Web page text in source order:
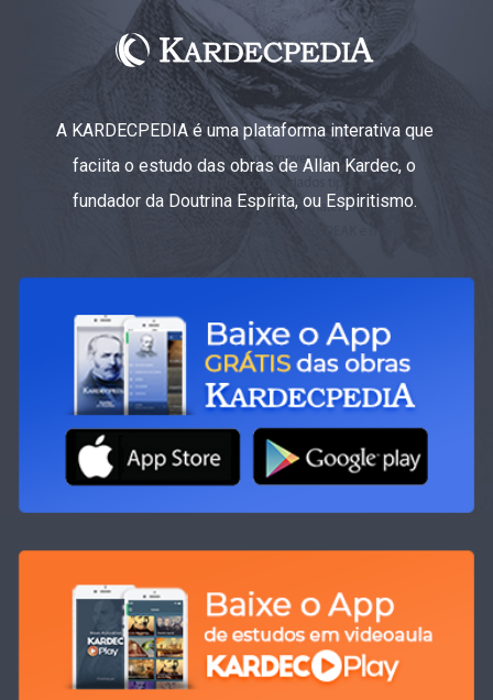
A KARDECPEDIA é uma plataforma interativa que
faciita o estudo das obras de Allan Kardec, o
fundador da Doutrina Espírita, ou Espiritismo.